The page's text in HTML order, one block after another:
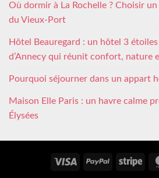
Où dormir à La Rochelle ? Choisir
du Vieux-Port
Hôtel Beauregard : un hôtel 3
d’Annecy qui réunit confort, nature
Pourquoi séjourner dans un appart
Maison Elle Paris : un havre calme
Élysées
Visa PayPal